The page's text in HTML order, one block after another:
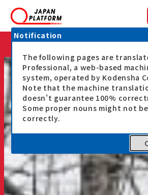
はじめての方へ
Notification
The following pages are
Professional, a web-based
system, operated by Kodensha
Note that the machine
doesn't guarantee 100%
Some proper nouns might not
correctly.